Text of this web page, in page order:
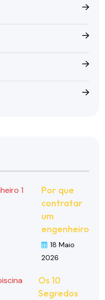
Por que
contratar
um
engenheiro
18 Maio
2026
Os 10
Segredos